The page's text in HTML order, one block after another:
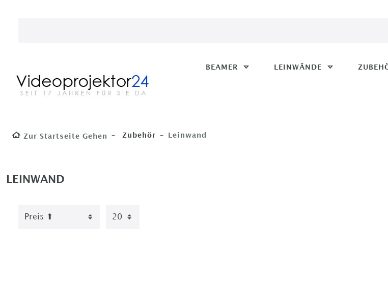
BEAMER LEINWÄNDE
Zur Startseite Gehen Zubehör Leinwand
LEINWAND